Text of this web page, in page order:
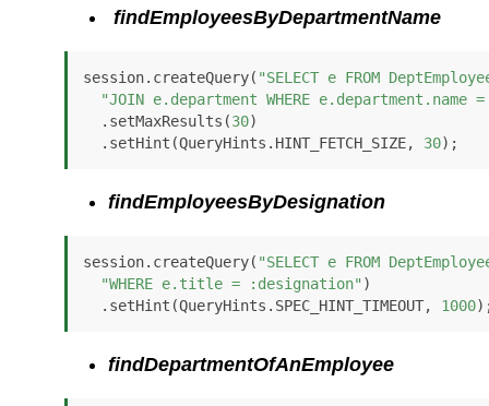
findEmployeesByDepartmentName
session.createQuery( "SELECT e FROM
"JOIN e.department WHERE e.department.name
  .setMaxResults(
30)
  .setHint(QueryHints.HINT_FETCH_SIZE,
30);
findEmployeesByDesignation
session.createQuery( "SELECT e FROM
"WHERE e.title = :designation" )
  .setHint(QueryHints.SPEC_HINT_TIMEOUT,
1000
findDepartmentOfAnEmployee